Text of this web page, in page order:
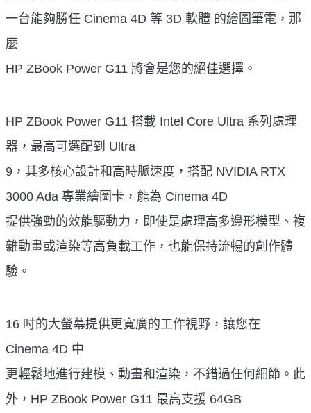
一台能夠勝任 Cinema 4D 等 3D 軟體 的繪圖筆電，那
麼
HP ZBook Power G11 將會是您的絕佳選擇。
HP ZBook Power G11 搭載 Intel Core Ultra 系列處理
器，最高可選配到 Ultra
9，其多核心設計和高時脈速度，搭配 NVIDIA RTX
3000 Ada 專業繪圖卡，能為 Cinema 4D
提供強勁的效能驅動力，即使是處理高多邊形模型、複
雜動畫或渲染等高負載工作，也能保持流暢的創作體
驗。
16 吋的大螢幕提供更寬廣的工作視野，讓您在
Cinema 4D 中
更輕鬆地進行建模、動畫和渲染，不錯過任何細節。此
外，HP ZBook Power G11 最高支援 64GB